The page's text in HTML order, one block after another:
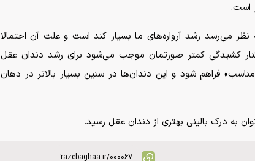
است.
نظر می‌رسد رشد آرواره‌های ما بسیار کند است و علت آن احتمالا
کشیدگی کمتر صورتمان موجب می‌شود برای رشد دندان عقل
فراهم شود و این دندان‌ها در سنین بسیار بالاتر در دهان
به درک بالینی بهتری از دندان عقل رسید.